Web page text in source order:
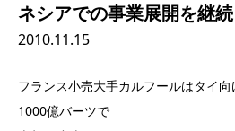
ネシアでの事業展開を継続
2010.11.15
フランス小売大手カルフールはタイ
1000億バーツで